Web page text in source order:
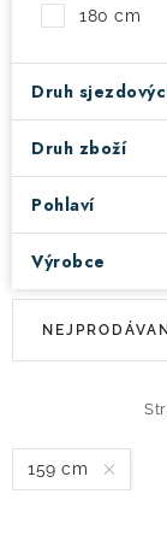
180 cm
Druh
Druh zboží
Pohlaví
Výrobce
V
s
p
Ř
n
í 159 cm